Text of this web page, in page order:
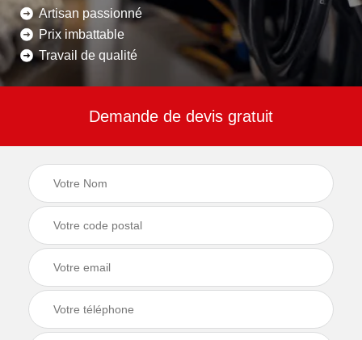
Artisan passionné
Prix imbattable
Travail de qualité
Demande de devis gratuit